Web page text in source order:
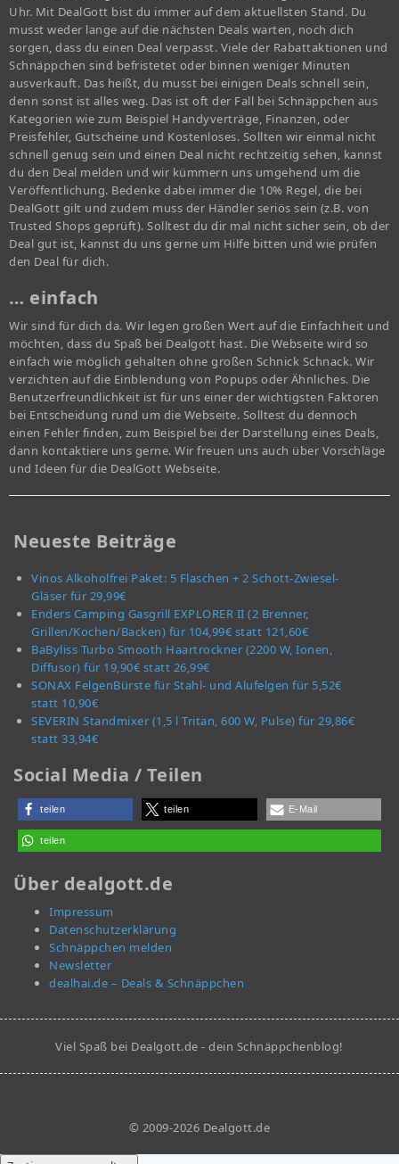
Uhr. Mit DealGott bist du immer auf dem aktuellsten Stand. Du
musst weder lange auf die nächsten Deals warten, noch dich
sorgen, dass du einen Deal verpasst. Viele der Rabattaktionen und
Schnäppchen sind befristetet oder binnen weniger Minuten
ausverkauft. Das heißt, du musst bei einigen Deals schnell sein,
denn sonst ist alles weg. Das ist oft der Fall bei Schnäppchen aus
Kategorien wie zum Beispiel Handyverträge, Finanzen, oder
Preisfehler, Gutscheine und Kostenloses. Sollten wir einmal nicht
schnell genug sein und einen Deal nicht rechtzeitig sehen, kannst
du den Deal melden und wir kümmern uns umgehend um die
Veröffentlichung. Bedenke dabei immer die 10% Regel, die bei
DealGott gilt und zudem muss der Händler seriös sein (z.B. von
Trusted Shops geprüft). Solltest du dir mal nicht sicher sein, ob der
Deal gut ist, kannst du uns gerne um Hilfe bitten und wie prüfen
den Deal für dich.
… einfach
Wir sind für dich da. Wir legen großen Wert auf die Einfachheit und
möchten, dass du Spaß bei Dealgott hast. Die Webseite wird so
einfach wie möglich gehalten ohne großen Schnick Schnack. Wir
verzichten auf die Einblendung von Popups oder Ähnliches. Die
Benutzerfreundlichkeit ist für uns einer der wichtigsten Faktoren
bei Entscheidung rund um die Webseite. Solltest du dennoch
einen Fehler finden, zum Beispiel bei der Darstellung eines Deals,
dann kontaktiere uns gerne. Wir freuen uns auch über Vorschläge
und Ideen für die DealGott Webseite.
Neueste Beiträge
Vinos Alkoholfrei Paket: 5 Flaschen + 2 Schott-Zwiesel-
Gläser für 29,99€
Enders Camping Gasgrill EXPLORER II (2 Brenner,
Grillen/Kochen/Backen) für 104,99€ statt 121,60€
BaByliss Turbo Smooth Haartrockner (2200 W, Ionen,
Diffusor) für 19,90€ statt 26,99€
SONAX FelgenBürste für Stahl- und Alufelgen für 5,52€
statt 10,90€
SEVERIN Standmixer (1,5 l Tritan, 600 W, Pulse) für 29,86€
statt 33,94€
Social Media / Teilen
teilen teilen E-Mail
teilen
Über dealgott.de
Impressum
Datenschutzerklärung
Schnäppchen melden
Newsletter
dealhai.de – Deals & Schnäppchen
Viel Spaß bei Dealgott.de - dein Schnäppchenblog!
© 2009-2026 Dealgott.de